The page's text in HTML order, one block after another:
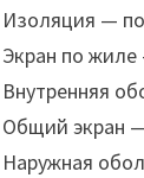
Изоляция —
Экран по
Внутренняя
Общий экран
Наружная